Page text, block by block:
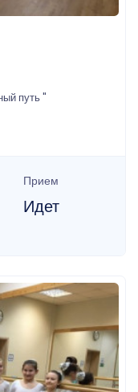
путь "
Прием
Идет